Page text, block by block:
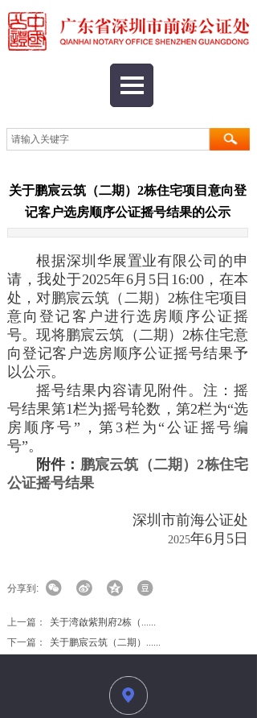
关于鹏宸云筑（二期）2栋住宅项目意向登
记客户选房顺序公证摇号结果的公示
根据深圳华展置业有限公司的申
请，我处于2025年6月5日16:00，在本
处，对鹏宸云筑（二期）2栋住宅项目
意向登记客户进行选房顺序公证摇
号。现将鹏宸云筑（二期）2栋住宅意
向登记客户选房顺序公证摇号结果予
以公示。
摇号结果内容请见附件。注：摇
号结果第1栏为摇号轮数，第2栏为“选
房顺序号”，第3栏为“公证摇号编
号”。
附件： 鹏宸云筑（二期）2栋住宅
公证摇号结果
深圳市前海公证处
2025年6月 5 日
分享到:
上一篇：
关于湾啟紫荆府2栋（......
下一篇：
关于鹏宸云筑（二期）......